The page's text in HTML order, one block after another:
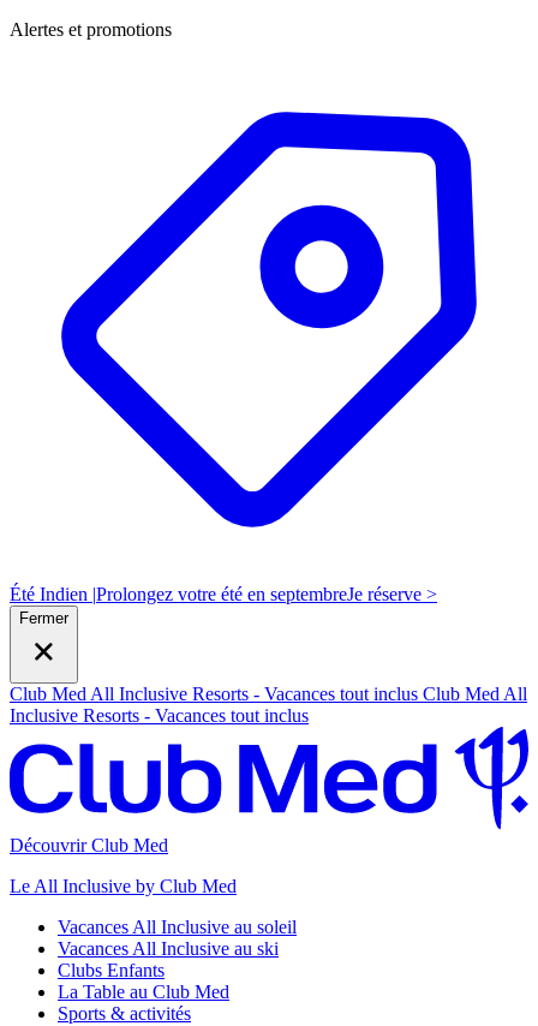
Alertes et promotions
Été Indien |Prolongez votre été en septembreJe réserve >
Fermer
Club Med All Inclusive Resorts - Vacances tout inclus Club Med All
Inclusive Resorts - Vacances tout inclus
Découvrir Club Med
Le All Inclusive by Club Med
Vacances All Inclusive au soleil
Vacances All Inclusive au ski
Clubs Enfants
La Table au Club Med
Sports & activités